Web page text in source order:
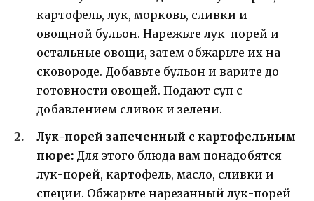
картофель, лук, морковь, сливки и
овощной бульон. Нарежьте лук-порей и
остальные овощи, затем обжарьте их на
сковороде. Добавьте бульон и варите до
готовности овощей. Подают суп с
добавлением сливок и зелени.
Лук-порей запеченный с картофельным
пюре: Для этого блюда вам понадобятся
лук-порей, картофель, масло, сливки и
специи. Обжарьте нарезанный лук-порей